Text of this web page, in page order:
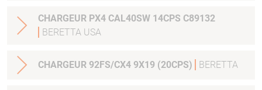
CHARGEUR PX4 CAL40SW 14CPS C89132
BERETTA USA
CHARGEUR 92FS/CX4 9X19 (20CPS) BERETTA